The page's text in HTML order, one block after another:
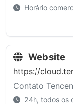
Horário
Website
https://
Contato
24h, todos os